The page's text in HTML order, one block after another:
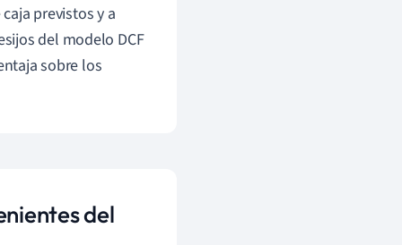
previstos y a
del modelo DCF
sobre los
del